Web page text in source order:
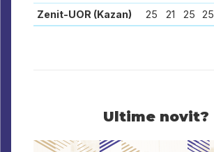
Zenit-UOR (Kazan) 25 21 25 25
Ultime novit?